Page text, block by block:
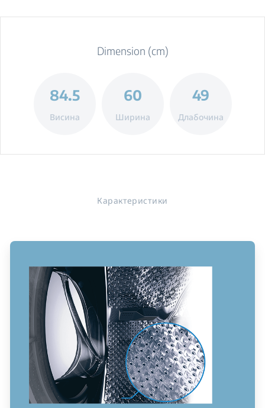
Dimension (cm)
84.5
Висина
60
Ширина
49
Длабочина
Карактеристики